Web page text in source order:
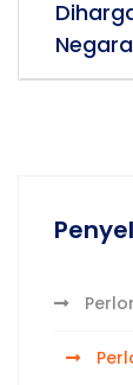
Negara